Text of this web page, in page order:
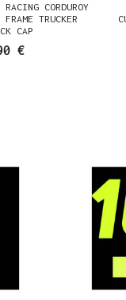
CORDUROY
TRUCKER
CAP
€